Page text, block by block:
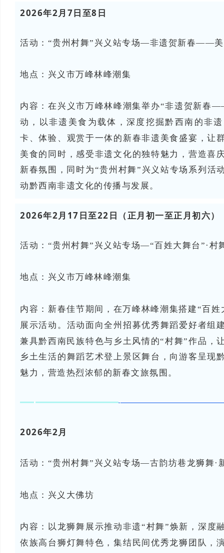
2026年2月7日至8日
活动：“贵州村舞”兴义站专场—非遗贺新春——美
地点： 兴义市万峰林峰潮集
内容：在兴义市万峰林峰潮集举办“非遗贺新春
动，以非遗美食为载体，深度挖掘黔西南的非
卡、体验、观赏于一体的新春非遗美食盛宴，让
美食的同时，感受非遗文化的独特魅力，营造喜
新春氛围，同时为“贵州村舞”兴义站专场系列活
动黔西南非遗文化的传播与发展。
2026年2月17日至22日（正月初一至正月初六）
活动： “贵州村舞”兴义站专场—“百姓大舞台”·村
地点： 兴义市万峰林峰潮集
内容： 新春佳节期间，在万峰林峰潮集搭建“百
展示活动。活动面向全州招募优秀舞蹈爱好者组
兼具黔西南民族特色与乡土风情的“村舞”作品，
乡土生活的舞蹈艺术登上景区舞台，向游客呈现
魅力，营造热烈浓郁的新春文旅氛围。
2026年2月
活动：“贵州村舞”兴义站专场—古韵坊巷龙狮舞·
地点：兴义 大佛坊
内容：
以龙狮舞展示推动非遗“村舞”焕新，深度
依族高台狮灯舞特色，集结民间优秀龙狮团队，